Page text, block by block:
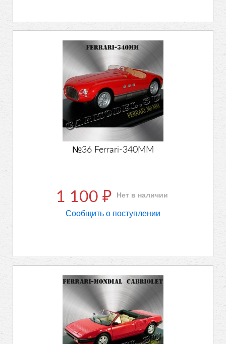
№36 Ferrari-340MM
1 100 ₽ Нет в наличии
Сообщить о поступлении